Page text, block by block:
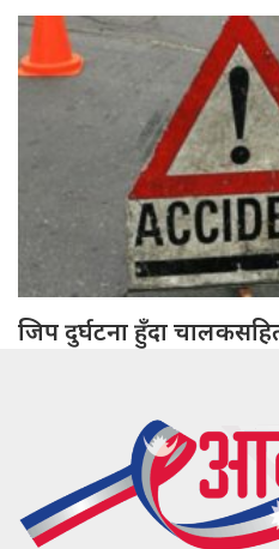
जिप दुर्घटना हुँदा